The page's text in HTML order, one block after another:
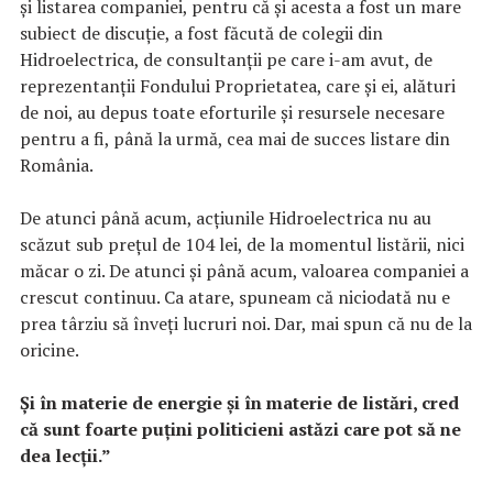
și listarea companiei, pentru că și acesta a fost un mare
subiect de discuție, a fost făcută de colegii din
Hidroelectrica, de consultanții pe care i-am avut, de
reprezentanții Fondului Proprietatea, care și ei, alături
de noi, au depus toate eforturile și resursele necesare
pentru a fi, până la urmă, cea mai de succes listare din
România.
De atunci până acum, acțiunile Hidroelectrica nu au
scăzut sub prețul de 104 lei, de la momentul listării, nici
măcar o zi. De atunci și până acum, valoarea companiei a
crescut continuu. Ca atare, spuneam că niciodată nu e
prea târziu să înveți lucruri noi. Dar, mai spun că nu de la
oricine.
Și în materie de energie și în materie de listări, cred
că sunt foarte puțini politicieni astăzi care pot să ne
dea lecții.”